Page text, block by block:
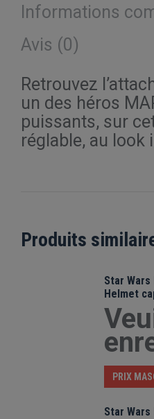
Informations
Avis (0)
Retrouvez
un des héros
puissants, sur
réglable, au look
Produits
Star
Helmet
PRIX
Star